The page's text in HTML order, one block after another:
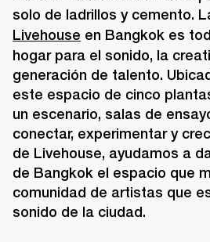
solo de ladrillos y cemento.
Livehouse en Bangkok es
hogar para el sonido, la
generación de talento.
este espacio de cinco
un escenario, salas de
conectar, experimentar y
de Livehouse, ayudamos a
de Bangkok el espacio que
comunidad de artistas que
sonido de la ciudad.